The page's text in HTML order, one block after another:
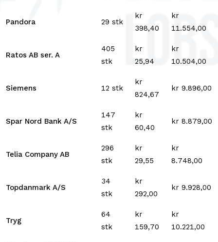
Pandora 29 stk
kr
398,40
kr
11.554,00
Ratos AB ser. A
405
stk
kr
25,94
kr
10.504,00
Siemens 12 stk
kr
824,67
kr 9.896,00
Spar Nord Bank A/S
147
stk
kr
60,40
kr 8.879,00
Telia Company AB
296
stk
kr
29,55
kr
8.748,00
Topdanmark A/S
34
stk
kr
292,00
kr 9.928,00
Tryg
64
stk
kr
159,70
kr
10.221,00